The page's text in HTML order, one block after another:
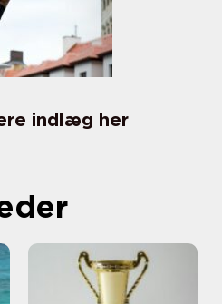
indlæg her